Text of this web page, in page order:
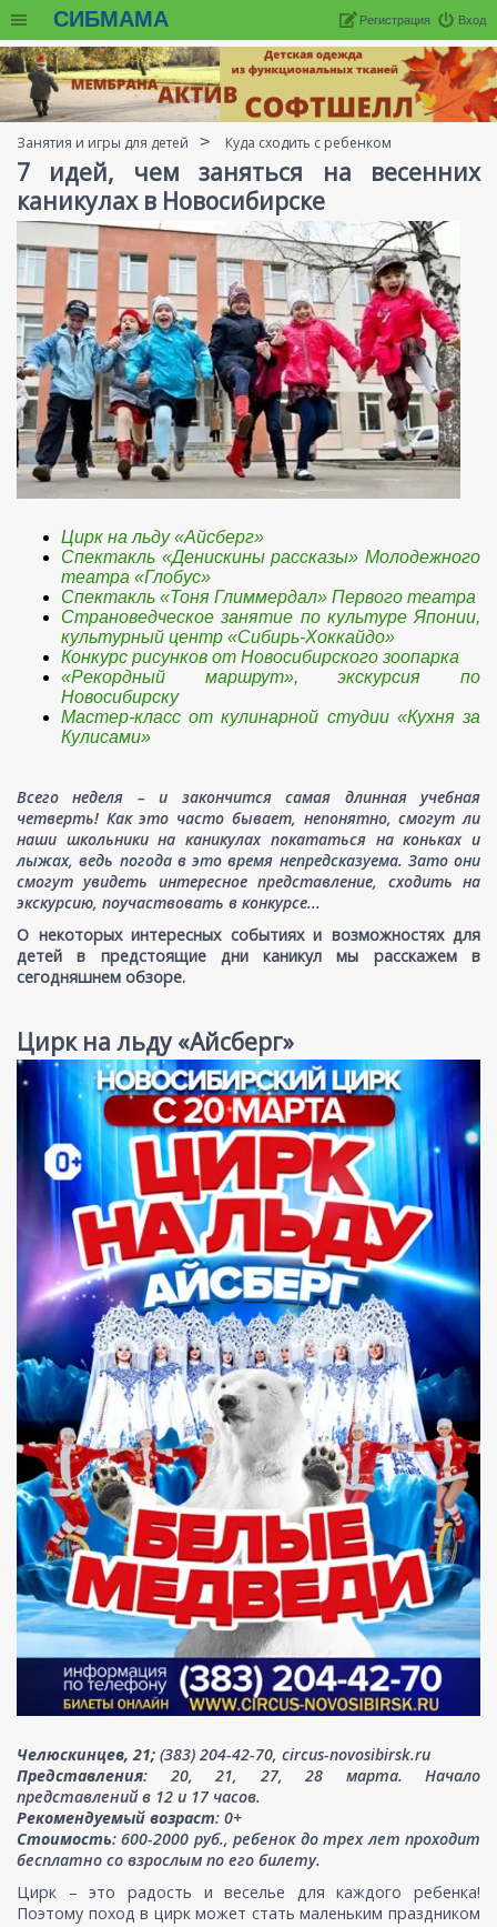
СИБМАМА Вход
Регистрация
Занятия и игры для детей Куда сходить с ребенком
7 идей, чем заняться на весенних
каникулах в Новосибирске
Цирк на льду «Айсберг»
Спектакль «Денискины рассказы» Молодежного
театра «Глобус»
Спектакль «Тоня Глиммердал» Первого театра
Страноведческое занятие по культуре Японии,
культурный центр «Сибирь-Хоккайдо»
Конкурс рисунков от Новосибирского зоопарка
«Рекордный маршрут», экскурсия по
Новосибирску
Мастер-класс от кулинарной студии «Кухня за
Кулисами»
Всего неделя – и закончится самая длинная учебная
четверть! Как это часто бывает, непонятно, смогут ли
наши школьники на каникулах покататься на коньках и
лыжах, ведь погода в это время непредсказуема. Зато они
смогут увидеть интересное представление, сходить на
экскурсию, поучаствовать в конкурсе...
О некоторых интересных событиях и возможностях для
детей в предстоящие дни каникул мы расскажем в
сегодняшнем обзоре.
Цирк на льду «Айсберг»
Челюскинцев, 21; (383) 204-42-70, circus-novosibirsk.ru
Представления: 20, 21, 27, 28 марта. Начало
представлений в 12 и 17 часов.
Рекомендуемый возраст: 0+
Стоимость: 600-2000 руб., ребенок до трех лет проходит
бесплатно со взрослым по его билету.
Цирк – это радость и веселье для каждого ребенка!
Поэтому поход в цирк может стать маленьким праздником